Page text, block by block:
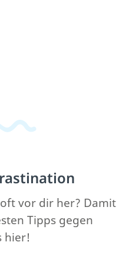
vor dir her? Damit
Tipps gegen
hier!